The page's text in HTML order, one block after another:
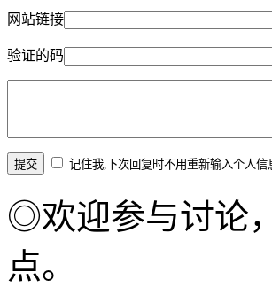
网站链接
验证的码
记住我,下次回复时不用重新输入个人信
◎欢迎参与讨论
点。